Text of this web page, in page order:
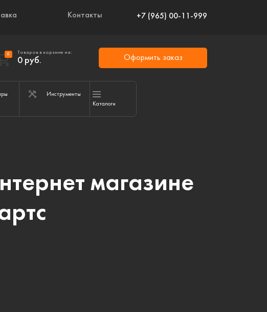
Контакты +7 (965) 00-11-999
0 Товаров в корзине на:
0 руб. Оформить заказ
Инструменты
Каталоги
магазине